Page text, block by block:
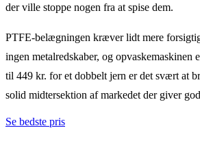
der ville stoppe nogen fra at spise dem.
PTFE-belægningen kræver lidt mere
ingen metalredskaber, og opvaskemaskinen
til 449 kr. for et dobbelt jern er det svært at
solid midtersektion af markedet der giver
Se bedste pris